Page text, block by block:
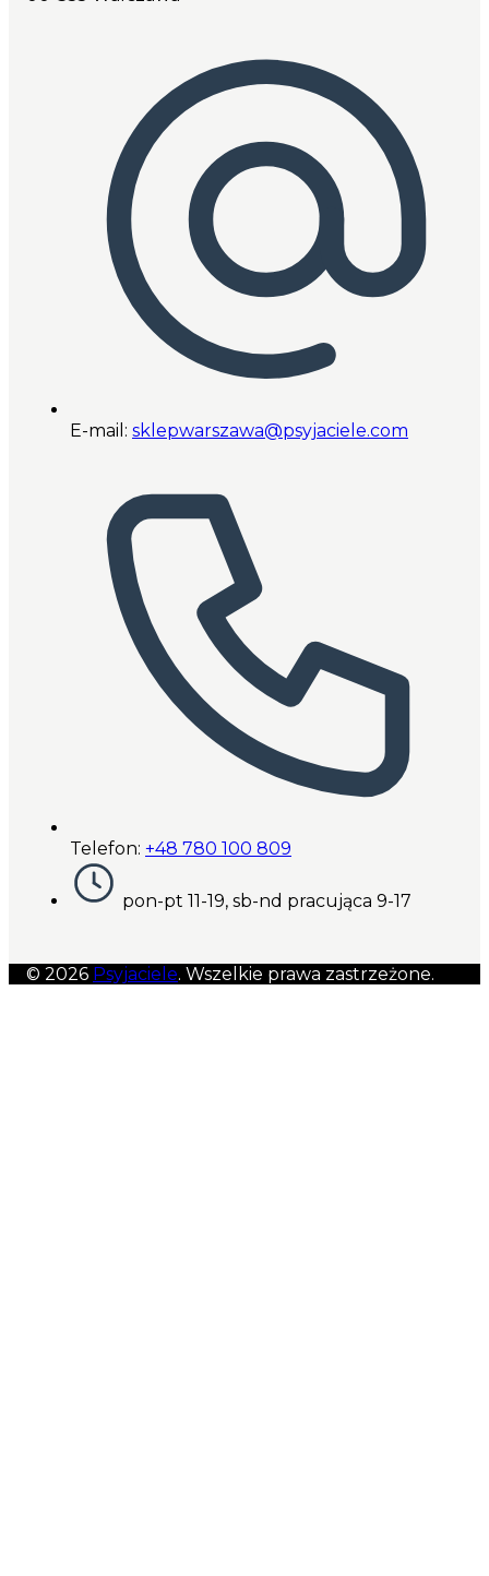
E-mail: sklepwarszawa@psyjaciele.com
Telefon: +48 780 100 809
pon-pt 11-19, sb-nd pracująca 9-17
© 2026 Psyjaciele. Wszelkie prawa zastrzeżone.